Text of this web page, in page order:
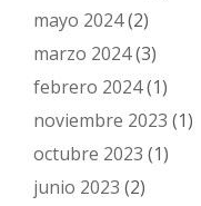
mayo 2024(2)
marzo 2024(3)
febrero 2024(1)
noviembre 2023 (1)
octubre 2023 (1)
junio 2023 (2)